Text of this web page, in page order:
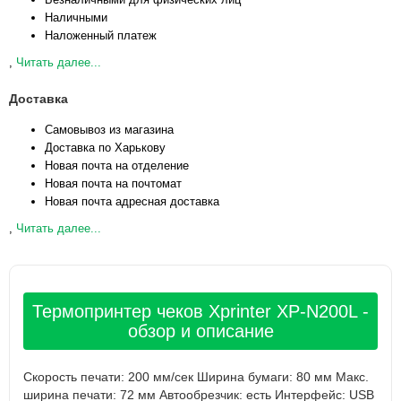
Наличными
Наложенный платеж
, Читать далее...
Доставка
Самовывоз из магазина
Доставка по Харькову
Новая почта на отделение
Новая почта на почтомат
Новая почта адресная доставка
, Читать далее...
Термопринтер чеков Xprinter XP-N200L -
обзор и описание
Скорость печати: 200 мм/сек Ширина бумаги: 80 мм Макс.
ширина печати: 72 мм Автообрезчик: есть Интерфейс: USB